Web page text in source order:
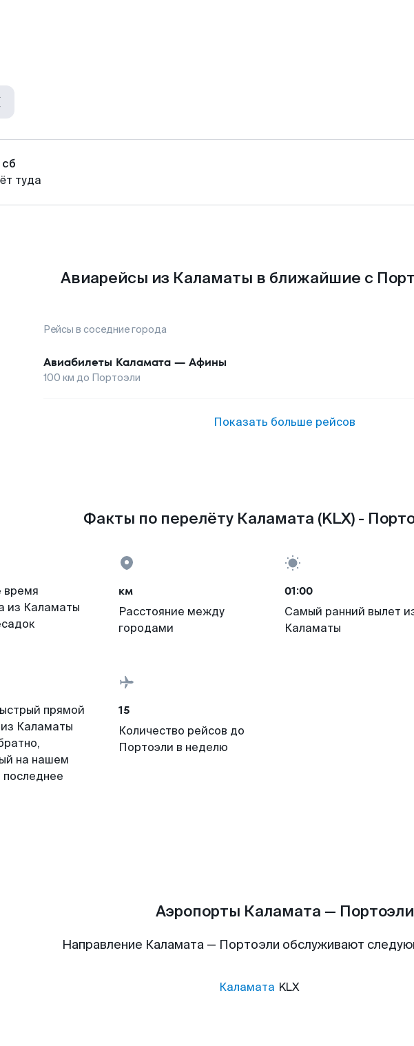
туда
Авиарейсы из Каламаты в ближайшие с
Рейсы в соседние города
Авиабилеты Каламата — Афины
100 км до Портоэли
Показать больше рейсов
Факты по перелёту Каламата (KLX) -
время
из Каламаты
км
Расстояние между
городами
01:00
Самый ранний вылет
Каламаты
прямой
Каламаты
на нашем
последнее
15
Количество рейсов до
Портоэли в неделю
Аэропорты Каламата — Портоэли
Направление Каламата — Портоэли обслуживают
Каламата KLX